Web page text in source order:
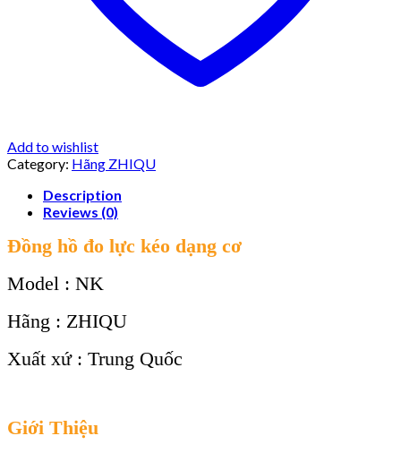
Add to wishlist
Category: Hãng ZHIQU
Description
Reviews (0)
Đồng hồ đo lực kéo dạng cơ
Model : NK
Hãng : ZHIQU
Xuất xứ : Trung Quốc
Giới Thiệu